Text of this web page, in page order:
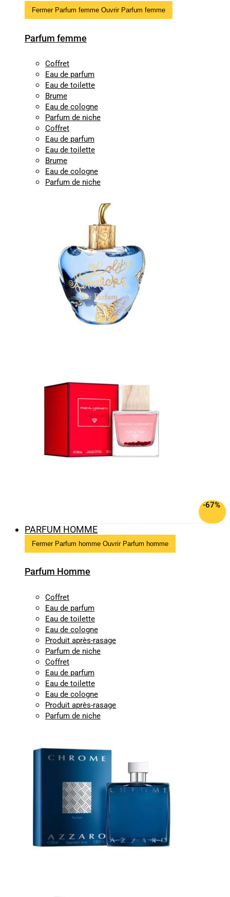
Fermer Parfum femme Ouvrir Parfum femme
Parfum femme
Coffret
Eau de parfum
Eau de toilette
Brume
Eau de cologne
Parfum de niche
Coffret
Eau de parfum
Eau de toilette
Brume
Eau de cologne
Parfum de niche
-67%
PARFUM HOMME
Fermer Parfum homme Ouvrir Parfum homme
Parfum Homme
Coffret
Eau de parfum
Eau de toilette
Eau de cologne
Produit après-rasage
Parfum de niche
Coffret
Eau de parfum
Eau de toilette
Eau de cologne
Produit après-rasage
Parfum de niche